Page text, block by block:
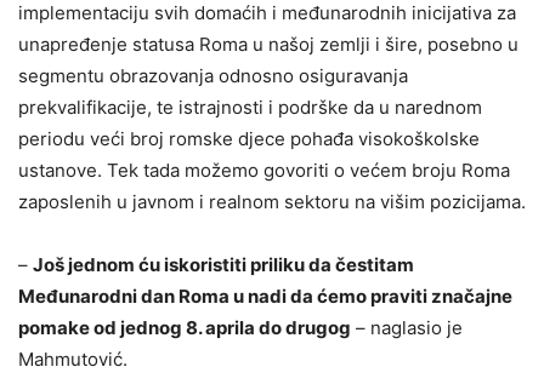
implementaciju svih domaćih i međunarodnih inicijativa za
unapređenje statusa Roma u našoj zemlji i šire, posebno u
segmentu obrazovanja odnosno osiguravanja
prekvalifikacije, te istrajnosti i podrške da u narednom
periodu veći broj romske djece pohađa visokoškolske
ustanove. Tek tada možemo govoriti o većem broju Roma
zaposlenih u javnom i realnom sektoru na višim pozicijama.
– Još jednom ću iskoristiti priliku da čestitam
Međunarodni dan Roma u nadi da ćemo praviti značajne
pomake od jednog 8. aprila do drugog – naglasio je
Mahmutović.